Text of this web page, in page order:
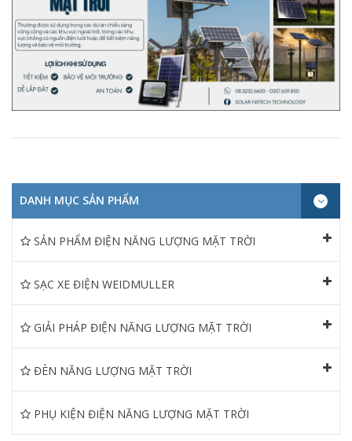
DANH MỤC SẢN PHẨM
SẢN PHẨM ĐIỆN NĂNG LƯỢNG MẶT TRỜI
SẠC XE ĐIỆN WEIDMULLER
GIẢI PHÁP ĐIỆN NĂNG LƯỢNG MẶT TRỜI
ĐÈN NĂNG LƯỢNG MẶT TRỜI
PHỤ KIỆN ĐIỆN NĂNG LƯỢNG MẶT TRỜI